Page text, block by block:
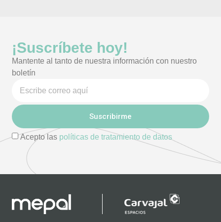
¡Suscríbete hoy!
Mantente al tanto de nuestra información con nuestro
boletín
Acepto las políticas de tratamiento de datos
Suscribirme